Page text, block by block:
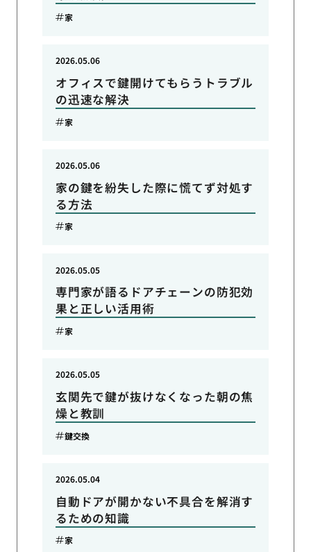
家
オフィスで鍵開けてもらうトラブル
の迅速な解決
2026.05.06
家
家の鍵を紛失した際に慌てず対処す
る方法
2026.05.06
家
専門家が語るドアチェーンの防犯効
果と正しい活用術
2026.05.05
家
玄関先で鍵が抜けなくなった朝の焦
燥と教訓
2026.05.05
鍵交換
自動ドアが開かない不具合を解消す
るための知識
2026.05.04
家